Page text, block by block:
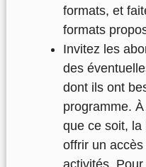
formats, et
formats
Invitez les
des
dont ils ont
programme.
que ce soit, la
offrir un